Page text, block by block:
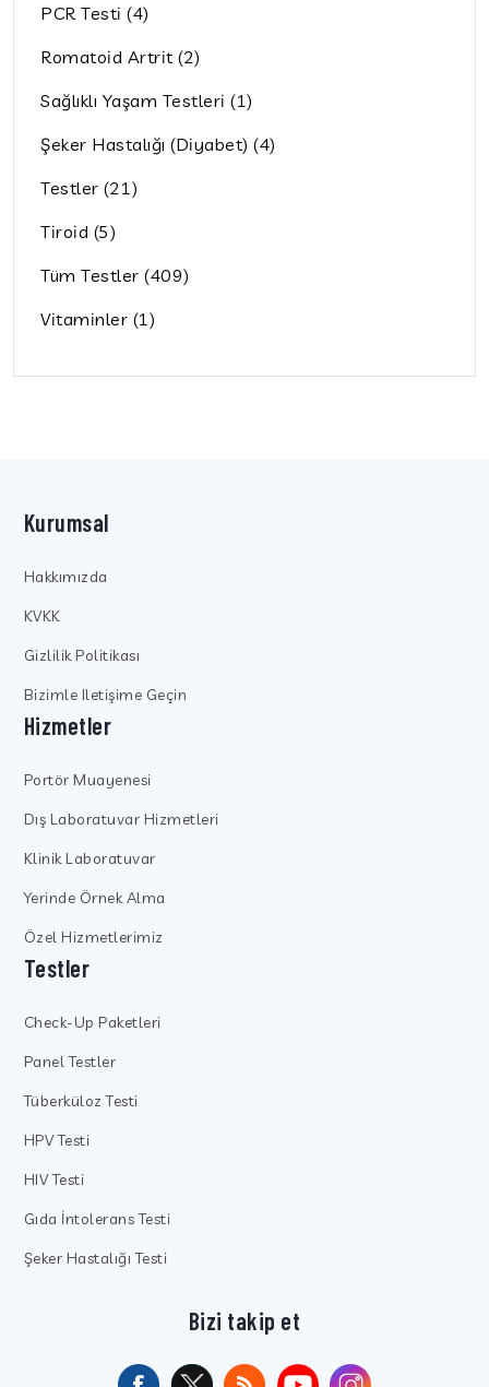
PCR Testi (4)
Romatoid Artrit (2)
Sağlıklı Yaşam Testleri (1)
Şeker Hastalığı (Diyabet) (4)
Testler (21)
Tiroid (5)
Tüm Testler (409)
Vitaminler (1)
Kurumsal
Hakkımızda
KVKK
Gizlilik Politikası
Bizimle Iletişime Geçin
Hizmetler
Portör Muayenesi
Dış Laboratuvar Hizmetleri
Klinik Laboratuvar
Yerinde Örnek Alma
Özel Hizmetlerimiz
Testler
Check-Up Paketleri
Panel Testler
Tüberküloz Testi
HPV Testi
HIV Testi
Gıda İntolerans Testi
Şeker Hastalığı Testi
Bizi takip et